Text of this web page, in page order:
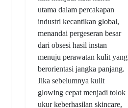
utama dalam percakapan
industri kecantikan global,
menandai pergeseran besar
dari obsesi hasil instan
menuju perawatan kulit yang
berorientasi jangka panjang.
Jika sebelumnya kulit
glowing cepat menjadi tolok
ukur keberhasilan skincare,